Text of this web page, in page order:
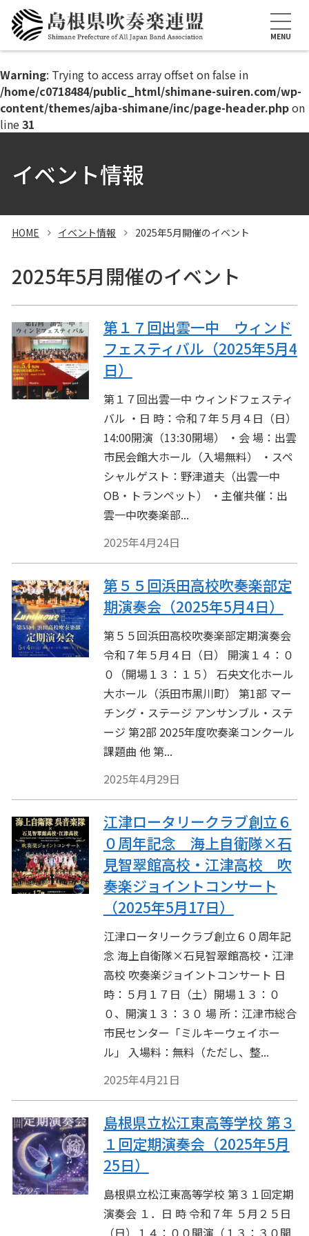
このページの本文へ
MENU
Warning: Trying to access array offset on false in
/home/c0718484/public_html/shimane-suiren.com/wp-
content/themes/ajba-shimane/inc/page-header.phpon
line31
イベント情報
HOME イベント情報 2025年5月開催のイベント
2025年5月開催のイベント
第１７回出雲一中 ウィンド
フェスティバル（2025年5月4
日）
第１７回出雲一中 ウィンドフェスティ
バル ・日 時：令和７年５月４日（日）
14:00開演（13:30開場） ・会 場：出雲
市民会館大ホール（入場無料） ・スペ
シャルゲスト：野津道夫（出雲一中
OB・トランペット） ・主催共催：出
雲一中吹奏楽部...
2025年4月24日
第５５回浜田高校吹奏楽部定
期演奏会（2025年5月4日）
第５５回浜田高校吹奏楽部定期演奏会
令和７年５月４日（日） 開演１４：０
０（開場１３：１５） 石央文化ホール
大ホール（浜田市黒川町） 第1部 マー
チング・ステージ アンサンブル・ステ
ージ 第2部 2025年度吹奏楽コンクール
課題曲 他 第...
2025年4月29日
江津ロータリークラブ創立６
０周年記念 海上自衛隊×石
見智翠館高校・江津高校 吹
奏楽ジョイントコンサート
（2025年5月17日）
江津ロータリークラブ創立６０周年記
念 海上自衛隊×石見智翠館高校・江津
高校 吹奏楽ジョイントコンサート 日
時：５月１７日（土）開場１３：０
０、開演１３：３０ 場 所：江津市総合
市民センター「ミルキーウェイホー
ル」 入場料：無料（ただし、整...
2025年4月21日
島根県立松江東高等学校 第３
１回定期演奏会（2025年5月
25日）
島根県立松江東高等学校 第３１回定期
演奏会 １．日 時 令和７年 ５月２５日
（日）１４：００開演（１３：３０開